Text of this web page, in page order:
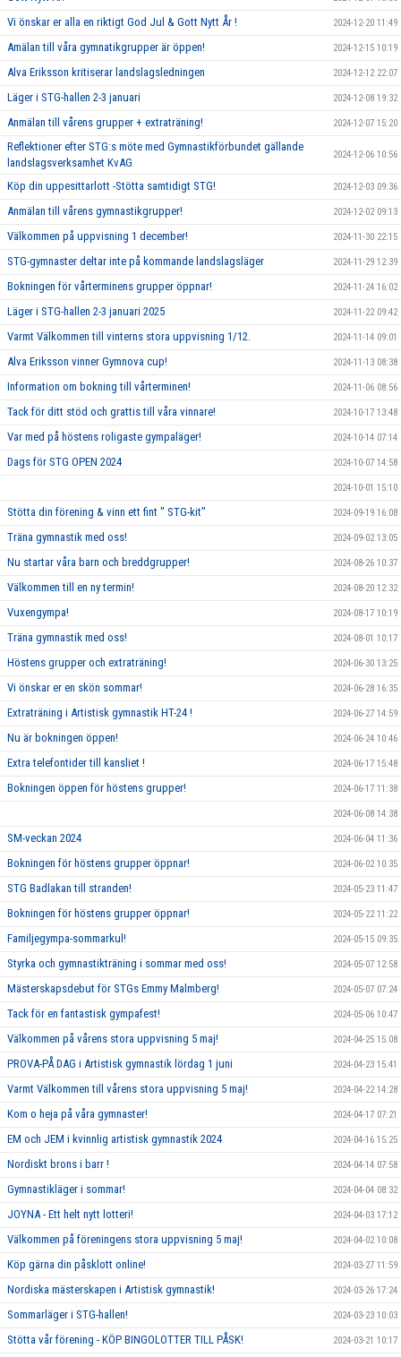
Vi önskar er alla en riktigt God Jul & Gott Nytt År ! 2024-12-20 11:49
Amälan till våra gymnatikgrupper är öppen! 2024-12-15 10:19
Alva Eriksson kritiserar landslagsledningen 2024-12-12 22:07
Läger i STG-hallen 2-3 januari 2024-12-08 19:32
Anmälan till vårens grupper + extraträning! 2024-12-07 15:20
Reflektioner efter STG:s möte med Gymnastikförbundet gällande
landslagsverksamhet KvAG
2024-12-06 10:56
Köp din uppesittarlott -Stötta samtidigt STG! 2024-12-03 09:36
Anmälan till vårens gymnastikgrupper! 2024-12-02 09:13
Välkommen på uppvisning 1 december! 2024-11-30 22:15
STG-gymnaster deltar inte på kommande landslagsläger 2024-11-29 12:39
Bokningen för vårterminens grupper öppnar! 2024-11-24 16:02
Läger i STG-hallen 2-3 januari 2025 2024-11-22 09:42
Varmt Välkommen till vinterns stora uppvisning 1/12. 2024-11-14 09:01
Alva Eriksson vinner Gymnova cup! 2024-11-13 08:38
Information om bokning till vårterminen! 2024-11-06 08:56
Tack för ditt stöd och grattis till våra vinnare! 2024-10-17 13:48
Var med på höstens roligaste gympaläger! 2024-10-14 07:14
Dags för STG OPEN 2024 2024-10-07 14:58
2024-10-01 15:10
Stötta din förening & vinn ett fint " STG-kit" 2024-09-19 16:08
Träna gymnastik med oss! 2024-09-02 13:05
Nu startar våra barn och breddgrupper! 2024-08-26 10:37
Välkommen till en ny termin! 2024-08-20 12:32
Vuxengympa! 2024-08-17 10:19
Träna gymnastik med oss! 2024-08-01 10:17
Höstens grupper och extraträning! 2024-06-30 13:25
Vi önskar er en skön sommar! 2024-06-28 16:35
Extraträning i Artistisk gymnastik HT-24 ! 2024-06-27 14:59
Nu är bokningen öppen! 2024-06-24 10:46
Extra telefontider till kansliet ! 2024-06-17 15:48
Bokningen öppen för höstens grupper! 2024-06-17 11:38
2024-06-08 14:38
SM-veckan 2024 2024-06-04 11:36
Bokningen för höstens grupper öppnar! 2024-06-02 10:35
STG Badlakan till stranden! 2024-05-23 11:47
Bokningen för höstens grupper öppnar! 2024-05-22 11:22
Familjegympa-sommarkul! 2024-05-15 09:35
Styrka och gymnastikträning i sommar med oss! 2024-05-07 12:58
Mästerskapsdebut för STGs Emmy Malmberg! 2024-05-07 07:24
Tack för en fantastisk gympafest! 2024-05-06 10:47
Välkommen på vårens stora uppvisning 5 maj! 2024-04-25 15:08
PROVA-PÅ DAG i Artistisk gymnastik lördag 1 juni 2024-04-23 15:41
Varmt Välkommen till vårens stora uppvisning 5 maj! 2024-04-22 14:28
Kom o heja på våra gymnaster! 2024-04-17 07:21
EM och JEM i kvinnlig artistisk gymnastik 2024 2024-04-16 15:25
Nordiskt brons i barr ! 2024-04-14 07:58
Gymnastikläger i sommar! 2024-04-04 08:32
JOYNA - Ett helt nytt lotteri! 2024-04-03 17:12
Välkommen på föreningens stora uppvisning 5 maj! 2024-04-02 10:08
Köp gärna din påsklott online! 2024-03-27 11:59
Nordiska mästerskapen i Artistisk gymnastik! 2024-03-26 17:24
Sommarläger i STG-hallen! 2024-03-23 10:03
Stötta vår förening - KÖP BINGOLOTTER TILL PÅSK! 2024-03-21 10:17